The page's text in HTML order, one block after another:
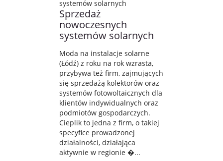
Sprzedaż
nowoczesnych
systemów solarnych
Moda na instalacje solarne
(Łódź) z roku na rok wzrasta,
przybywa też firm, zajmujących
się sprzedażą kolektorów oraz
systemów fotowoltaicznych dla
klientów indywidualnych oraz
podmiotów gospodarczych.
Cieplik to jedna z firm, o takiej
specyfice prowadzonej
działalności, działająca
aktywnie w regionie �...